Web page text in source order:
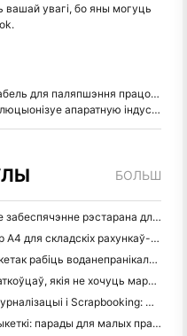
увагі, бо яны могуць
працоўнай эфектыўнасці і бяспекі
апаратную індустрыю
БОЛЬШ
Як выбраць правільнае праграмнае забеспячэнне рэстарана для вашага маленькага або сярэдняга рэстарана
Ці патрэбен вам партатыўны друкар A4 для складскіх рахункаў-фактур? Што на самай справе працуе
Ці могуць прынтэры цеплавых этыкетак рабіць воданепранікальныя этыкеткі для прадуктаў малога бізнесу?
Лепшая імгненная камера для пачаткоўцаў, якія не хочуць марнаваць паперу
Лепшы колер этыкеткі Maker для журналізацыі і Scrapbooking: Дадаць больш колеру на кожную старонку
Рукопіс супраць друку дастаўкі этыкеткі: парады для малых прадпрыемстваў у 2026 годзе